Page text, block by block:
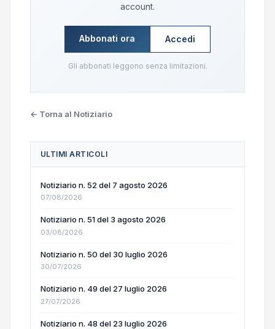
account.
Abbonati ora Accedi
Gli abbonati leggono senza limitazioni.
← Torna al Notiziario
ULTIMI ARTICOLI
Notiziario n. 52 del 7 agosto 2026
07/08/2026
Notiziario n. 51 del 3 agosto 2026
03/08/2026
Notiziario n. 50 del 30 luglio 2026
30/07/2026
Notiziario n. 49 del 27 luglio 2026
27/07/2026
Notiziario n. 48 del 23 luglio 2026